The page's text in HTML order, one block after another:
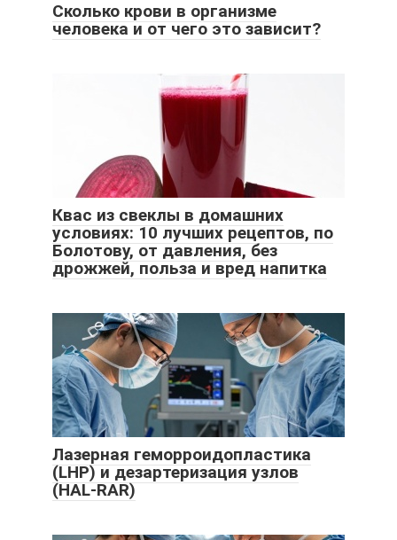
Сколько крови в организме
человека и от чего это зависит?
Квас из свеклы в домашних
условиях: 10 лучших рецептов, по
Болотову, от давления, без
дрожжей, польза и вред напитка
Лазерная геморроидопластика
(LHP) и дезартеризация узлов
(HAL-RAR)